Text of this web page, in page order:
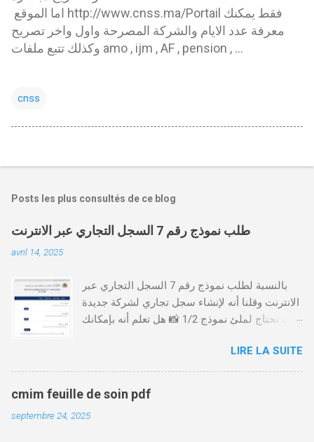
معرفة عدد الايام والشركة المصرحة واول واخر تصريح
وكذلك تتبع ملفات amo , ijm , AF , pension , ...
cnss
Posts les plus consultés de ce blog
طلب نموذج رقم 7 السجل التجاري عبر الانترنت
avril 14, 2025
بالنسبة لطلب نموذج رقم 7 السجل التجاري عبر
الانترنت وقلنا أنه لإنشاء سجل تجاري لشركة جديدة
أنت تحتاج لملئ نموذج 1/2 📸 هل تعلم أنه بإمكانك
من خلال الموقع التابع لوزارة العدل، بدون الحاجة
للتنقل للمحكمة التجارية
https://servicesenligne.justice.gov.ma كيفية
طلب النموذجين 7 و 9 من الإنترنت في المغرب .
الخطوات: الدخول إلى موقع المحاكم-
LIRE LA SUITE
cmim feuille de soin pdf
septembre 24, 2025